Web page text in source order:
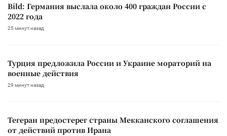
Bild: Германия выслала около 400 граждан России с
2022 года
25 минут назад
Турция предложила России и Украине мораторий на
военные действия
29 минут назад
Тегеран предостерег страны Мекканского соглашения
от действий против Ирана